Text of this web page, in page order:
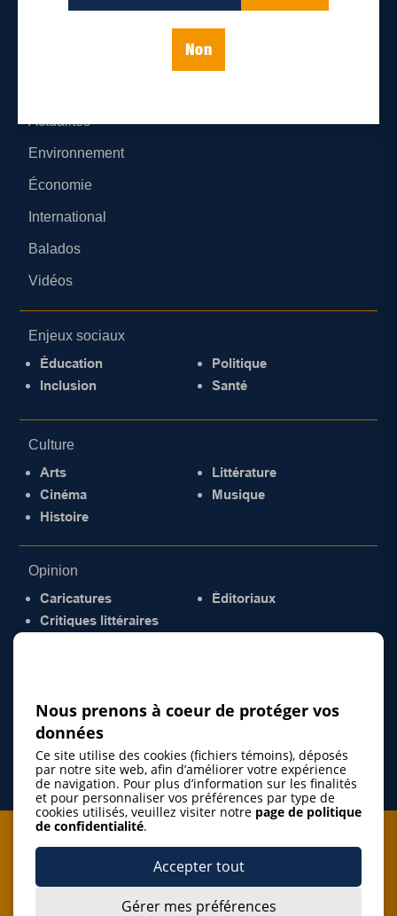
Non
Parutions numériques
Actualités
Environnement
Économie
International
Balados
Vidéos
Enjeux sociaux
Éducation
Inclusion
Politique
Santé
Culture
Arts
Cinéma
Histoire
Littérature
Musique
Opinion
Caricatures
Critiques littéraires
Éditoriaux
Je m'abonne à l'infolettre
Nous prenons à coeur de protéger vos
données
Ce site utilise des cookies (fichiers témoins), déposés
par notre site web, afin d’améliorer votre expérience
de navigation. Pour plus d’information sur les finalités
et pour personnaliser vos préférences par type de
cookies utilisés, veuillez visiter notre page de politique
de confidentialité.
Accepter tout
Gérer mes préférences